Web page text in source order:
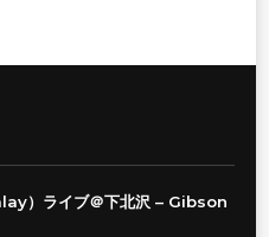
）ライブ＠下北沢 – Gibson